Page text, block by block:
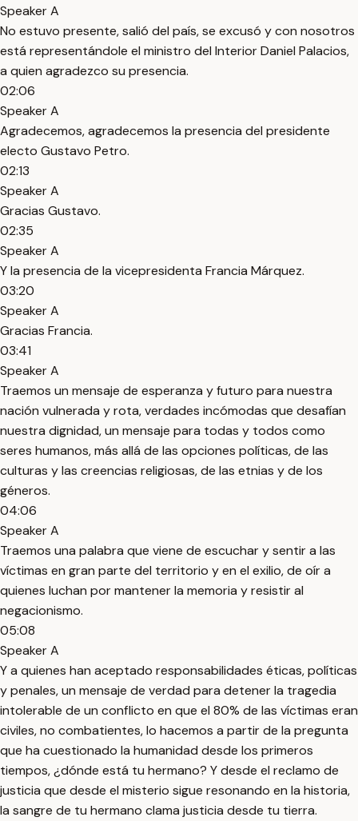
Speaker A
No estuvo presente, salió del país, se excusó y con nosotros
está representándole el ministro del Interior Daniel Palacios,
a quien agradezco su presencia.
02:06
Speaker A
Agradecemos, agradecemos la presencia del presidente
electo Gustavo Petro.
02:13
Speaker A
Gracias Gustavo.
02:35
Speaker A
Y la presencia de la vicepresidenta Francia Márquez.
03:20
Speaker A
Gracias Francia.
03:41
Speaker A
Traemos un mensaje de esperanza y futuro para nuestra
nación vulnerada y rota, verdades incómodas que desafían
nuestra dignidad, un mensaje para todas y todos como
seres humanos, más allá de las opciones políticas, de las
culturas y las creencias religiosas, de las etnias y de los
géneros.
04:06
Speaker A
Traemos una palabra que viene de escuchar y sentir a las
víctimas en gran parte del territorio y en el exilio, de oír a
quienes luchan por mantener la memoria y resistir al
negacionismo.
05:08
Speaker A
Y a quienes han aceptado responsabilidades éticas, políticas
y penales, un mensaje de verdad para detener la tragedia
intolerable de un conflicto en que el 80% de las víctimas eran
civiles, no combatientes, lo hacemos a partir de la pregunta
que ha cuestionado la humanidad desde los primeros
tiempos, ¿dónde está tu hermano? Y desde el reclamo de
justicia que desde el misterio sigue resonando en la historia,
la sangre de tu hermano clama justicia desde tu tierra.